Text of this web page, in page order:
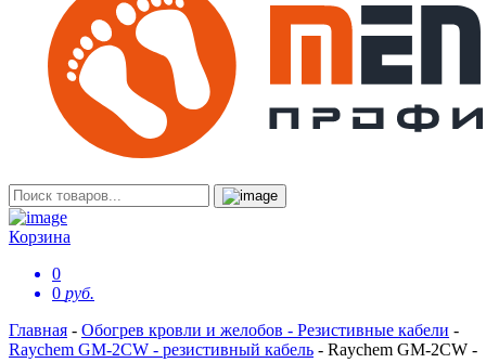
Корзина
0
0 руб.
Главная - Обогрев кровли и желобов - Резистивные кабели -
Raychem GM-2CW - резистивный кабель - Raychem GM-2CW -